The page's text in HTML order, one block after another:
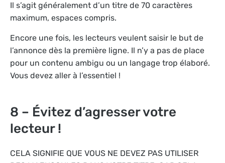
Il s’agit généralement d’un titre de 70 caractères
maximum, espaces compris.
Encore une fois, les lecteurs veulent saisir le but de
l’annonce dès la première ligne. Il n’y a pas de place
pour un contenu ambigu ou un langage trop élaboré.
Vous devez aller à l’essentiel !
8 – Évitez d’agresser votre
lecteur !
CELA SIGNIFIE QUE VOUS NE DEVEZ PAS UTILISER